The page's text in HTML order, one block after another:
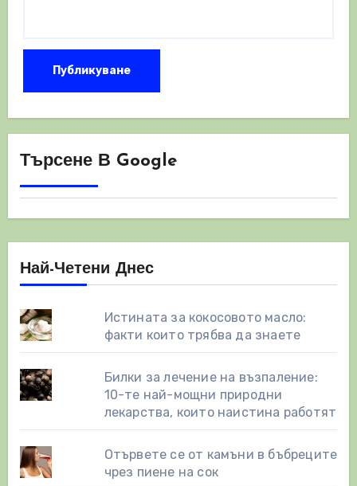
Търсене В Google
Най-Четени Днес
Истината за кокосовото масло:
факти които трябва да знаете
Билки за лечение на възпаление:
10-те най-мощни природни
лекарства, които наистина работят
Отървете се от камъни в бъбреците
чрез пиене на сок